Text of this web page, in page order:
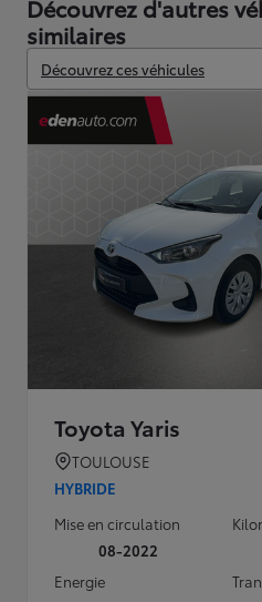
Découvrez d'autres
similaires
Découvrez ces véhicules
Toyota Yaris
TOULOUSE
HYBRIDE
Mise en circulation
08-2022
Energie